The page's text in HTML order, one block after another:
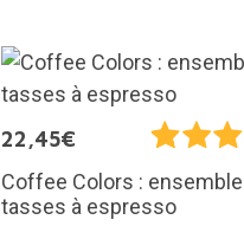
22,45€
Coffee Colors :
tasses à espresso